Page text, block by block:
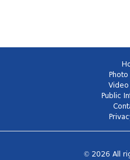
Public
© 2026 All